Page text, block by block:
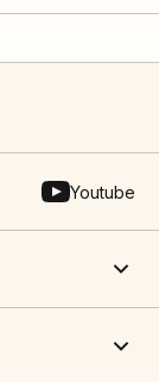
Youtube